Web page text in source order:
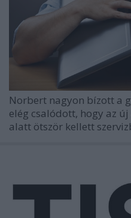
Norbert nagyon bízott a
elég csalódott, hogy az
alatt ötször kellett